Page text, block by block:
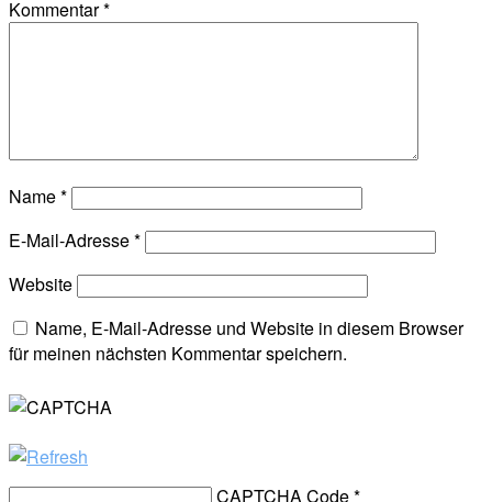
Kommentar*
Name*
E-Mail-Adresse*
Website
Name, E-Mail-Adresse und Website in diesem Browser
für meinen nächsten Kommentar speichern.
CAPTCHA Code*